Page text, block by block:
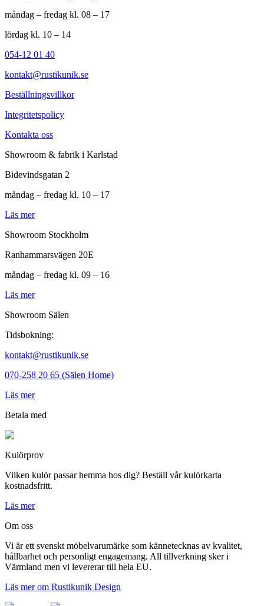
måndag – fredag kl. 08 – 17
lördag kl. 10 – 14
054-12 01 40
kontakt@rustikunik.se
Beställningsvillkor
Integritetspolicy
Kontakta oss
Showroom & fabrik i Karlstad
Bidevindsgatan 2
måndag – fredag kl. 10 – 17
Läs mer
Showroom Stockholm
Ranhammarsvägen 20E
måndag – fredag kl. 09 – 16
Läs mer
Showroom Sälen
Tidsbokning:
kontakt@rustikunik.se
070-258 20 65 (Sälen Home)
Läs mer
Betala med
Kulörprov
Vilken kulör passar hemma hos dig? Beställ vår kulörkarta
kostnadsfritt.
Läs mer
Om oss
Vi är ett svenskt möbelvarumärke som kännetecknas av kvalitet,
hållbarhet och personligt engagemang. All tillverkning sker i
Värmland men vi levererar till hela EU.
Läs mer om Rustikunik Design